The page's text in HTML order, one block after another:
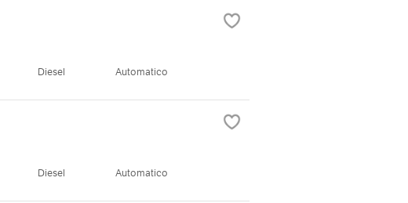
Diesel Automatico
Diesel Automatico